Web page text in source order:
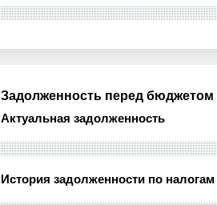
Задолженность перед бюджетом
Актуальная задолженность
История задолженности по налогам